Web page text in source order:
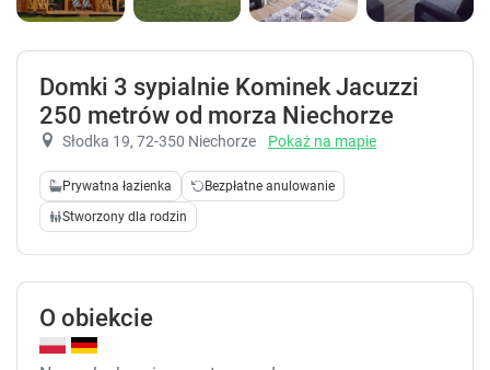
Domki 3 sypialnie Kominek Jacuzzi
250 metrów od morza Niechorze
Słodka 19, 72-350 Niechorze Pokaż na mapie
Prywatna łazienka
Bezpłatne anulowanie
Stworzony dla rodzin
O obiekcie